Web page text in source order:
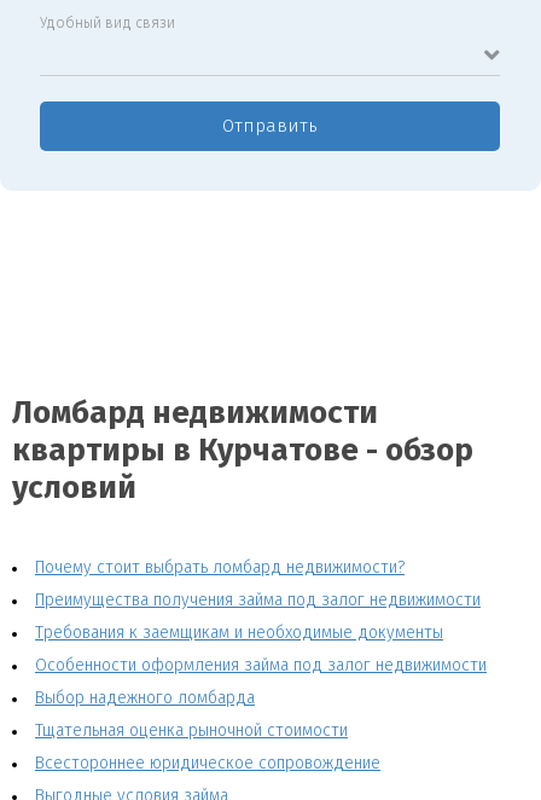
Удобный вид связи
Отправить
Ломбард недвижимости
квартиры в Курчатове - обзор
условий
Почему стоит выбрать ломбард недвижимости?
Преимущества получения займа под залог недвижимости
Требования к заемщикам и необходимые документы
Особенности оформления займа под залог недвижимости
Выбор надежного ломбарда
Тщательная оценка рыночной стоимости
Всестороннее юридическое сопровождение
Выгодные условия займа